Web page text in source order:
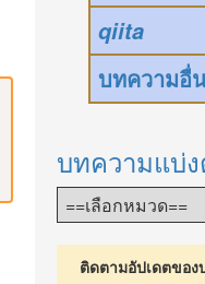
qiita
บทความอื่
บทความแบ่
ติดตามอัปเดตขอ